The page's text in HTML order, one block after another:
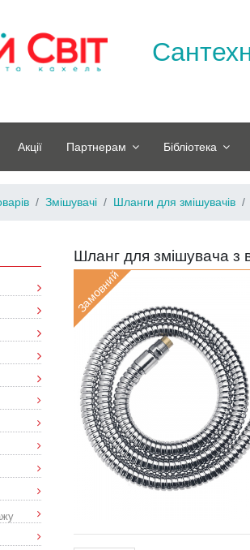
Акції Партнерам Бібліотека
Змішувачі Шланги для змішувачів
Шланг для змішувача з
Замовний